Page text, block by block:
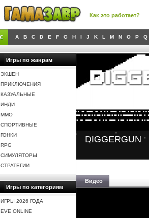
Как это работает?
A B C D E F G H I J K L M N O P Q
Игры по жанрам
ЭКШЕН
ПРИКЛЮЧЕНИЯ
КАЗУАЛЬНЫЕ
ИНДИ
MMO
СПОРТИВНЫЕ
ГОНКИ
RPG
СИМУЛЯТОРЫ
СТРАТЕГИИ
Игры по категориям
ИГРЫ 2026 ГОДА
EVE ONLINE
DIGGERGUN
Видео